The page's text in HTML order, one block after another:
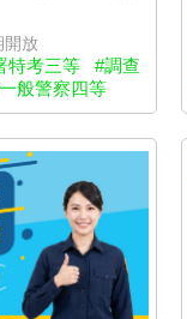
放
特考三等
#調查
般警察四等